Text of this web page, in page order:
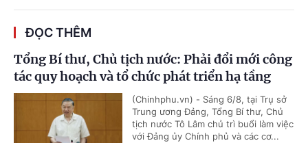
ĐỌC THÊM
Tổng Bí thư, Chủ tịch nước: Phải đổi mới công
tác quy hoạch và tổ chức phát triển hạ tầng
(Chinhphu.vn) - Sáng 6/8, tại Trụ sở
Trung ương Đảng, Tổng Bí thư, Chủ
tịch nước Tô Lâm chủ trì buổi làm việc
với Đảng ủy Chính phủ và các cơ...